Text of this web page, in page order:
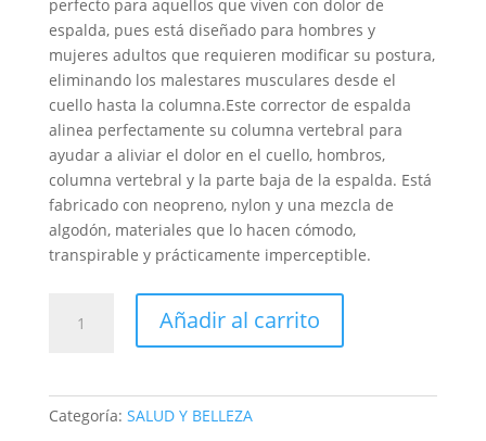
perfecto para aquellos que viven con dolor de
espalda, pues está diseñado para hombres y
mujeres adultos que requieren modificar su postura,
eliminando los malestares musculares desde el
cuello hasta la columna.Este corrector de espalda
alinea perfectamente su columna vertebral para
ayudar a aliviar el dolor en el cuello, hombros,
columna vertebral y la parte baja de la espalda. Está
fabricado con neopreno, nylon y una mezcla de
algodón, materiales que lo hacen cómodo,
transpirable y prácticamente imperceptible.
Corrector
Añadir al carrito
Categoría: SALUD Y BELLEZA